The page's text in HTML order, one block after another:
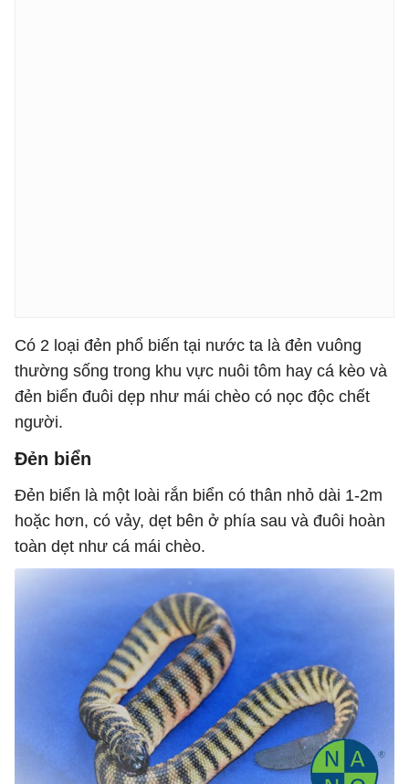
Có 2 loại đẻn phổ biến tại nước ta là đẻn vuông
thường sống trong khu vực nuôi tôm hay cá kèo và
đẻn biển đuôi dẹp như mái chèo có nọc độc chết
người.
Đẻn biển
Đẻn biển là một loài rắn biển có thân nhỏ dài 1-2m
hoặc hơn, có vảy, dẹt bên ở phía sau và đuôi hoàn
toàn dẹt như cá mái chèo.